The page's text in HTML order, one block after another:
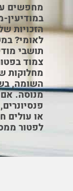
מחפשים
הזכויות
לאומי?
תושבי
צמוד
מחלוקות
השומה,
מנוסה.
או עולים
לפטור
הליווי המקצועי